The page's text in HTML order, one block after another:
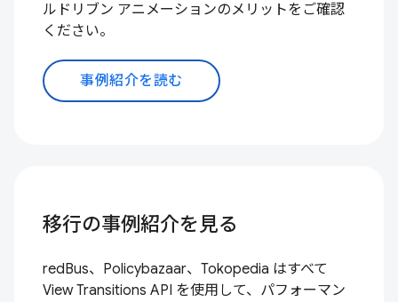
ルドリブン アニメーションのメリットをご確認
ください。
事例紹介を読む
移行の事例紹介を見る
redBus、Policybazaar、Tokopedia はすべて
View Transitions API を使用して、パフォーマン